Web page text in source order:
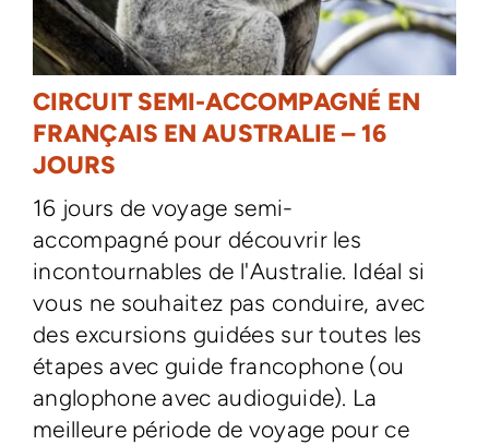
CIRCUIT SEMI-ACCOMPAGNÉ EN
FRANÇAIS EN AUSTRALIE – 16
JOURS
16 jours de voyage semi-
accompagné pour découvrir les
incontournables de l'Australie. Idéal si
vous ne souhaitez pas conduire, avec
des excursions guidées sur toutes les
étapes avec guide francophone (ou
anglophone avec audioguide). La
meilleure période de voyage pour ce